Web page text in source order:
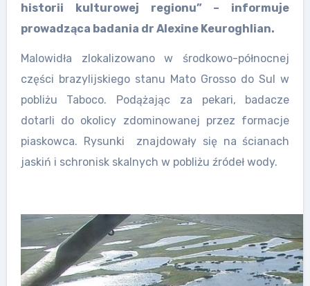
historii kulturowej regionu” – informuje
prowadząca badania dr Alexine Keuroghlian.
Malowidła zlokalizowano w środkowo-północnej
części brazylijskiego stanu Mato Grosso do Sul w
pobliżu Taboco. Podążając za pekari, badacze
dotarli do okolicy zdominowanej przez formacje
piaskowca. Rysunki znajdowały się na ścianach
jaskiń i schronisk skalnych w pobliżu źródeł wody.